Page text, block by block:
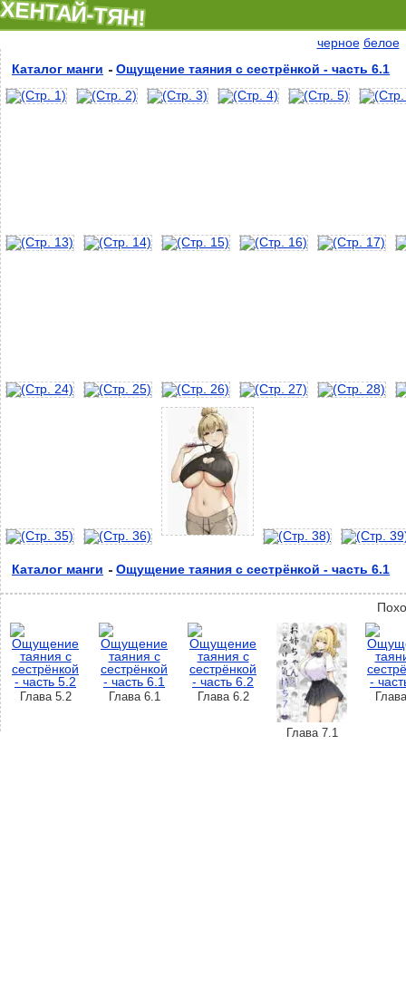
ХЕНТАЙ-ТЯН!
черное белое
Каталог манги
Ощущение таяния с сестрёнкой - часть 6.1
Каталог манги Ощущение таяния с сестрёнкой - часть 6.1
Глава 5.2 Глава 6.1 Глава 6.2
Глава 7.1